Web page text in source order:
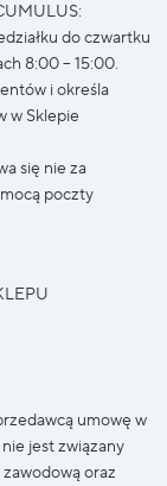
do czwartku
8:00 – 15:00.
i określa
w Sklepie
się nie za
poczty
umowę w
jest związany
oraz